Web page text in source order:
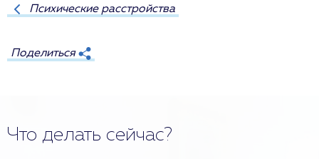
Психические расстройства
Поделиться
Что делать сейчас?